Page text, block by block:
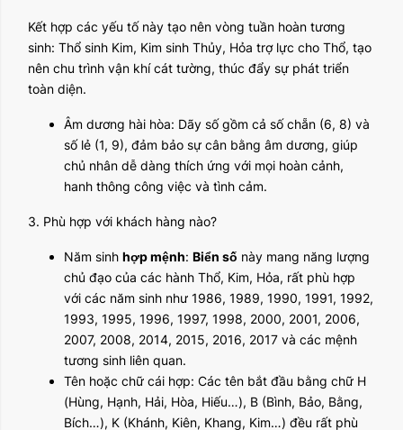
Kết hợp các yếu tố này tạo nên vòng tuần hoàn tương
sinh: Thổ sinh Kim, Kim sinh Thủy, Hỏa trợ lực cho Thổ, tạo
nên chu trình vận khí cát tường, thúc đẩy sự phát triển
toàn diện.
Âm dương hài hòa: Dãy số gồm cả số chẵn (6, 8) và
số lẻ (1, 9), đảm bảo sự cân bằng âm dương, giúp
chủ nhân dễ dàng thích ứng với mọi hoàn cảnh,
hanh thông công việc và tình cảm.
3. Phù hợp với khách hàng nào?
Năm sinh hợp mệnh: Biển số này mang năng lượng
chủ đạo của các hành Thổ, Kim, Hỏa, rất phù hợp
với các năm sinh như 1986, 1989, 1990, 1991, 1992,
1993, 1995, 1996, 1997, 1998, 2000, 2001, 2006,
2007, 2008, 2014, 2015, 2016, 2017 và các mệnh
tương sinh liên quan.
Tên hoặc chữ cái hợp: Các tên bắt đầu bằng chữ H
(Hùng, Hạnh, Hải, Hòa, Hiếu…), B (Bình, Bảo, Bằng,
Bích…), K (Khánh, Kiên, Khang, Kim…) đều rất phù